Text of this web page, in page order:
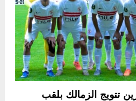
تتويج الزمالك بلقب